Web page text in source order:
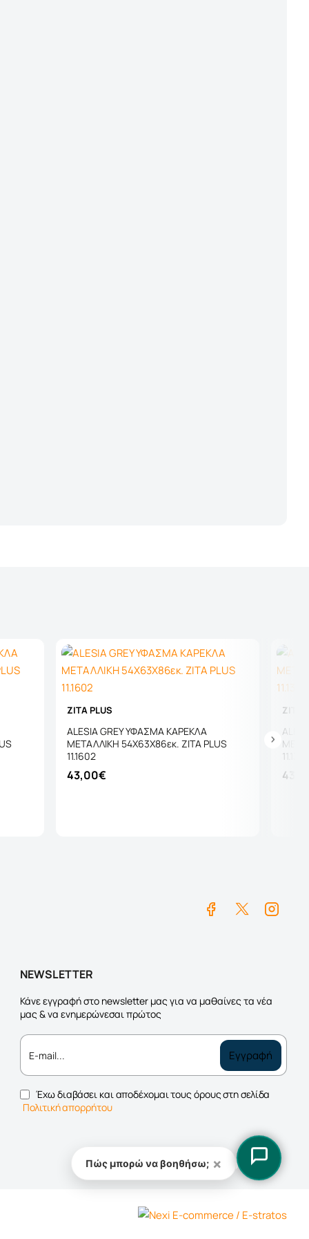
ZITA PLUS
ALESIA GREY ΥΦΑΣΜΑ ΚΑΡΕΚΛΑ
ΜΕΤΑΛΛΙΚΗ 54X63X86εκ. ZITA PLUS
11.1602
43,00€
ZITA
NEWSLETTER
Κάνε εγγραφή στο newsletter μας για να μαθαίνες τα νέα
μας & να ενημερώνεσαι πρώτος
E-
mail...
Εγγραφή
Έχω διαβάσει και αποδέχομαι τους όρους στη σελίδα
Πολιτική απορρήτου
Πώς μπορώ να βοηθήσω; ×